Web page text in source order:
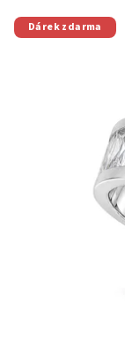
Dárek zdarma